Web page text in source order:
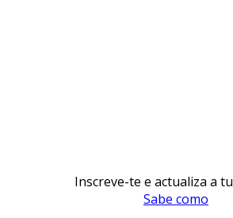
Inscreve-te e actualiza a
Sabe como